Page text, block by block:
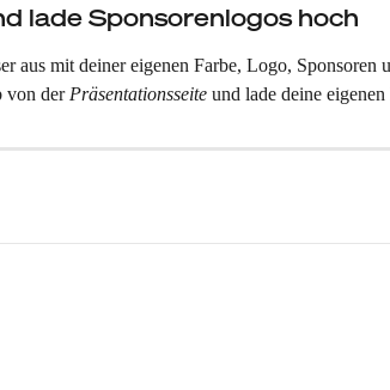
lade Sponsorenlogos hoch
aus mit deiner eigenen Farbe, Logo, Sponsoren
von der Präsentationsseite und lade deine